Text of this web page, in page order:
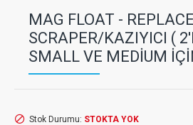
MAG FLOAT -
SCRAPER/KAZIYICI (
SMALL VE MEDIUM
Stok Durumu: STOKTA YOK